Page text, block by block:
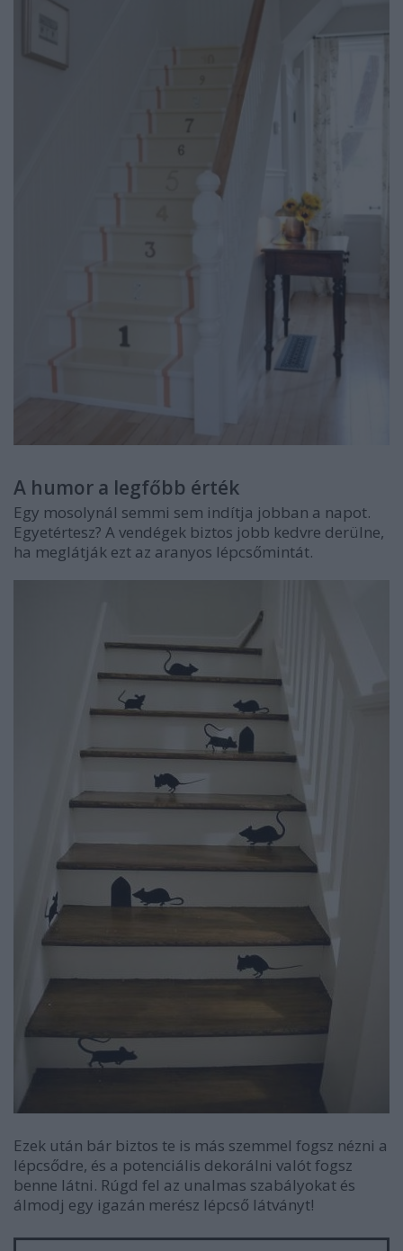
A humor a legfőbb érték
Egy mosolynál semmi sem indítja jobban a napot.
Egyetértesz? A vendégek biztos jobb kedvre derülne,
ha meglátják ezt az aranyos lépcsőmintát.
Ezek után bár biztos te is más szemmel fogsz nézni a
lépcsődre, és a potenciális dekorálni valót fogsz
benne látni. Rúgd fel az unalmas szabályokat és
álmodj egy igazán merész lépcső látványt!